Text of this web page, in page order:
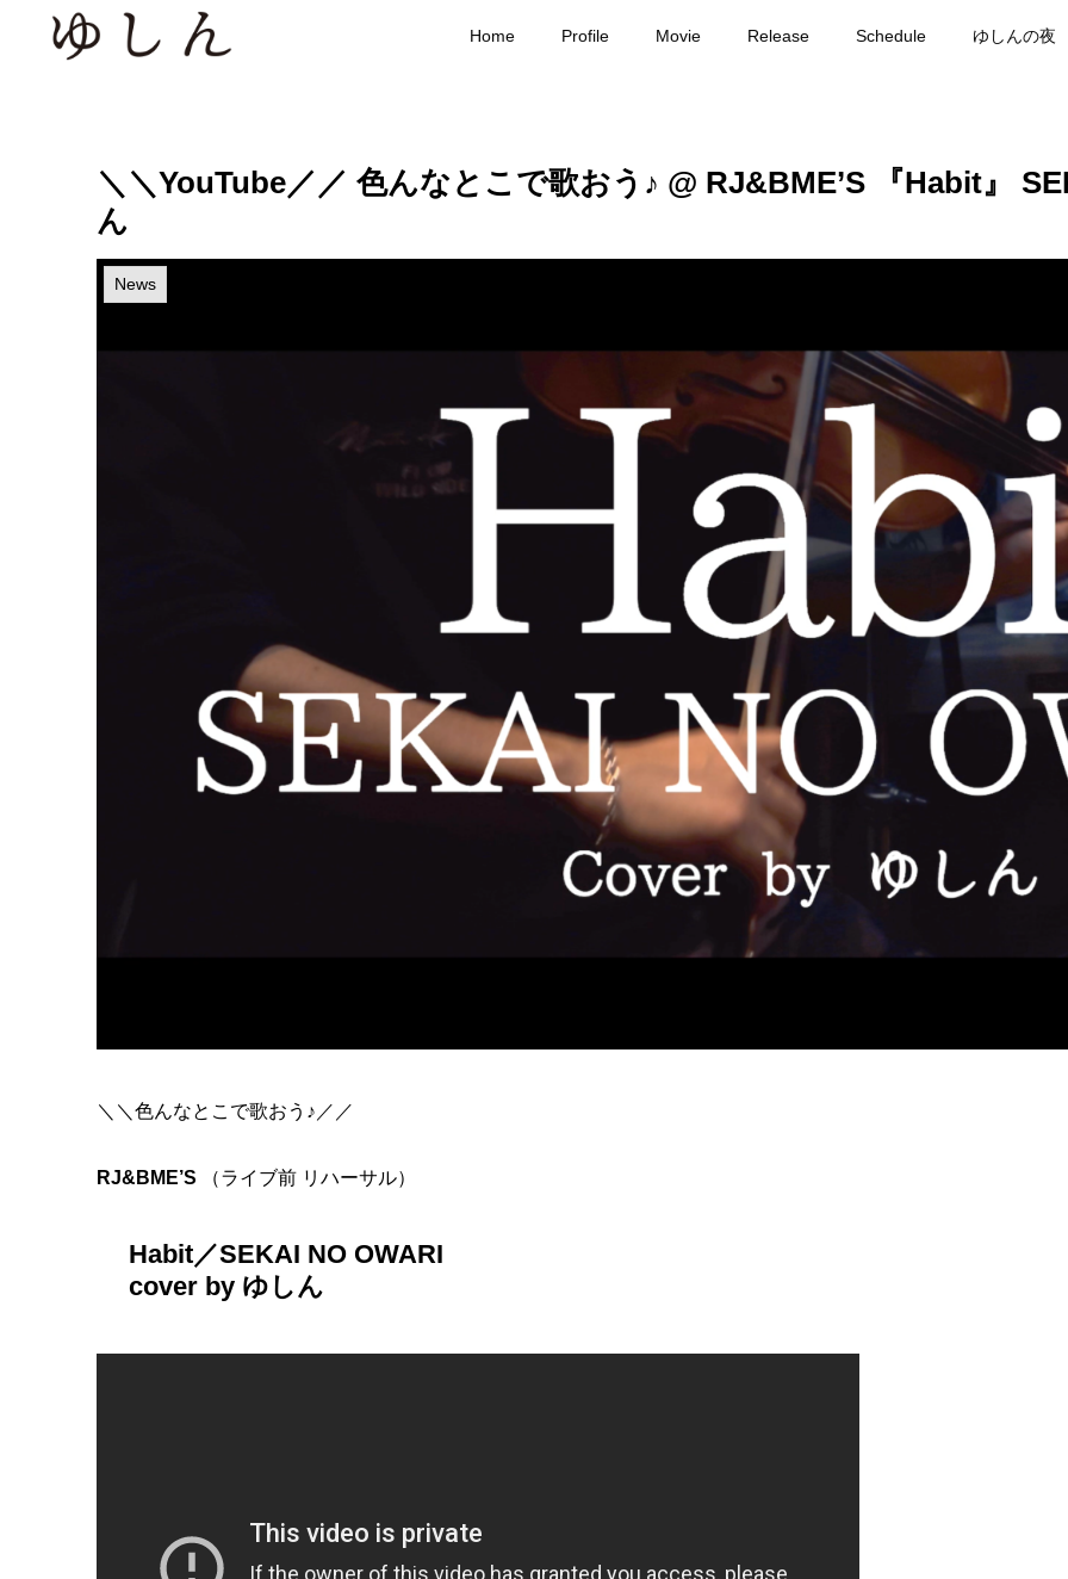
Home Profile Movie Release Schedule ゆしんの夜
＼＼YouTube／／ 色んなとこで歌おう♪ @ RJ&BME’S 『Habit』
ん
News
＼＼色んなとこで歌おう♪／／
RJ&BME’S （ライブ前 リハーサル）
Habit／SEKAI NO OWARI
cover by ゆしん